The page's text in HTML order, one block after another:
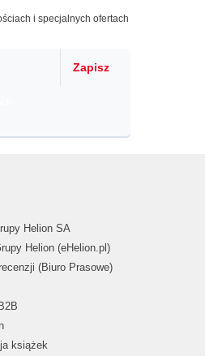
i specjalnych ofertach
Zapisz
Helion SA
Helion (eHelion.pl)
(Biuro Prasowe)
książek